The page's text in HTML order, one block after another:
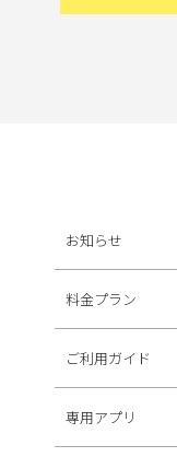
お知らせ
料金プラン
ご利用ガイド
専用アプリ